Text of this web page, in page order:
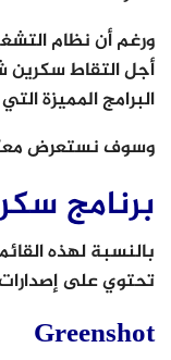
أجل التقاط سكرين
البرامج المميزة
وسوف نستعرض
برنامج
بالنسبة لهذه
تحتوي على
Greenshot